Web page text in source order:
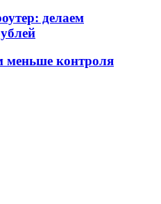
делаем
меньше контроля